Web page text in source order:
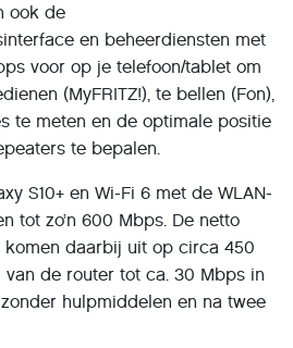
ook de
en beheerdiensten met
voor op je telefoon/tablet om
(MyFRITZ!), te bellen (Fon),
te meten en de optimale positie
te bepalen.
S10+ en Wi-Fi 6 met de WLAN-
tot zo’n 600 Mbps. De netto
daarbij uit op circa 450
de router tot ca. 30 Mbps in
hulpmiddelen en na twee